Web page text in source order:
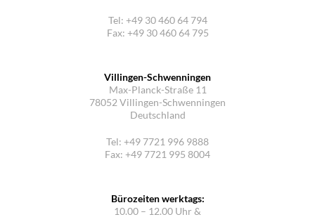
Tel: +49 30 460 64 794
Fax: +49 30 460 64 795
Villingen-Schwenningen
Max-Planck-Straße 11
78052 Villingen-Schwenningen
Deutschland
Tel: +49 7721 996 9888
Fax: +49 7721 995 8004
Bürozeiten werktags:
10.00 – 12.00 Uhr &